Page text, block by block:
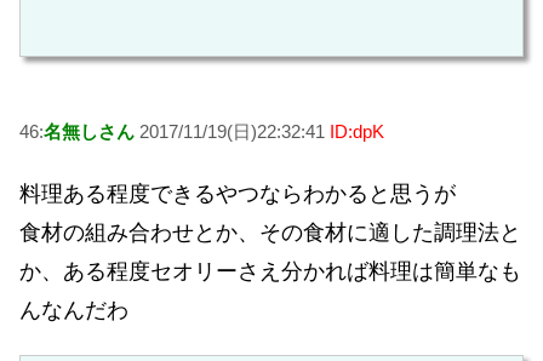
46:名無しさん 2017/11/19(日)22:32:41 ID:dpK
料理ある程度できるやつならわかると思うが
食材の組み合わせとか、その食材に適した調理法と
か、ある程度セオリーさえ分かれば料理は簡単なも
んなんだわ